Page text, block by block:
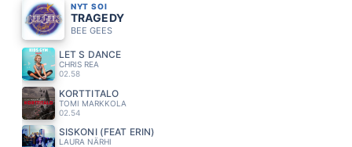
NYT SOI
TRAGEDY
BEE GEES
LET S DANCE
CHRIS REA
02.58
KORTTITALO
TOMI MARKKOLA
02.54
SISKONI (FEAT ERIN)
LAURA NÄRHI